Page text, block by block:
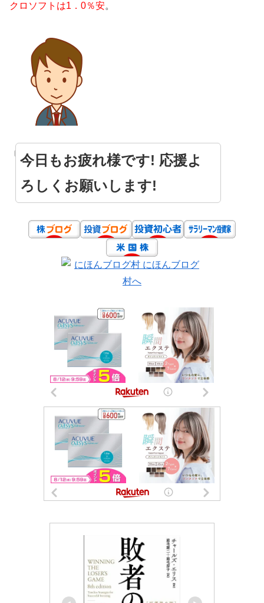
クロソフトは1．0％安。
今日もお疲れ様です! 応援よ
ろしくお願いします!